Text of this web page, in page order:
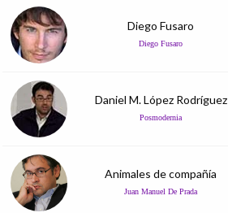
Diego Fusaro
Diego Fusaro
Daniel M. López Rodríguez
Posmodernia
Animales de compañía
Juan Manuel De Prada